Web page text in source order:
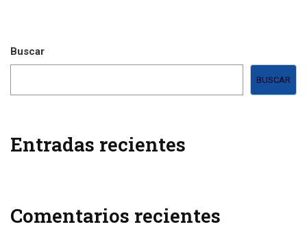
Buscar
BUSCAR
Entradas recientes
Comentarios recientes